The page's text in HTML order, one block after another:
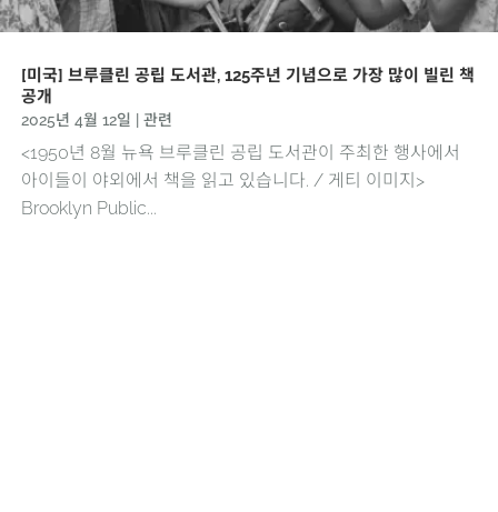
[미국] 브루클린 공립 도서관, 125주년 기념으로 가장 많이 빌린 책
공개
2025년 4월 12일 관련
<1950년 8월 뉴욕 브루클린 공립 도서관이 주최한 행사에서
아이들이 야외에서 책을 읽고 있습니다. / 게티 이미지>
Brooklyn Public...